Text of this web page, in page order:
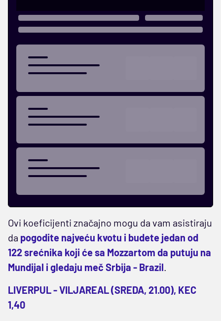
Ovi koeficijenti značajno mogu da vam asistiraju
da pogodite najveću kvotu i budete jedan od
122 srećnika koji će sa Mozzartom da putuju na
Mundijal i gledaju meč Srbija - Brazil.
LIVERPUL - VILJAREAL (SREDA, 21.00), KEC
1,40